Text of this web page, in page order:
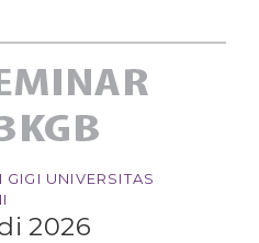
UNIVERSITAS
2026